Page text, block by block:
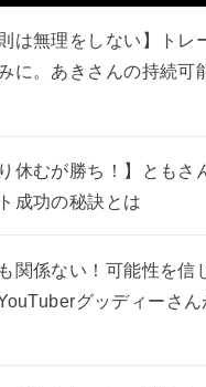
は無理をしない】トレ
に。あきさんの持続可
休むが勝ち！】ともさ
成功の秘訣とは
関係ない！可能性を信
グッディーさ